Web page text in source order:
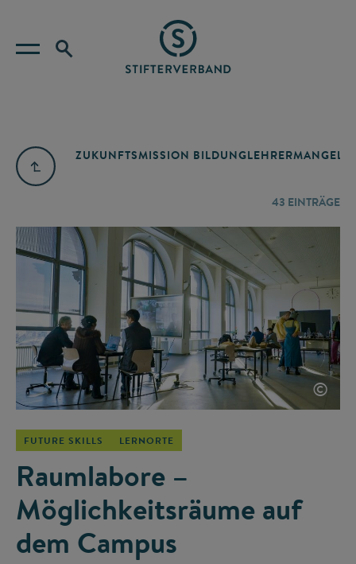
ZUKUNFTSMISSION BILDUNGLEHRERMANGEL
43 EINTRÄGE
©
FUTURE SKILLS LERNORTE
Raumlabore –
Möglichkeitsräume auf
dem Campus